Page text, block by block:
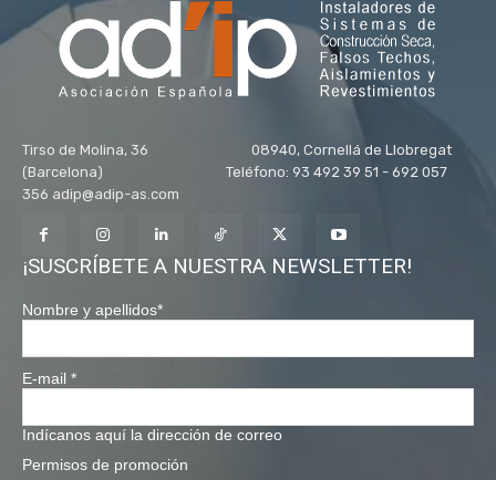
Tirso de Molina, 36 08940, Cornellá de Llobregat
(Barcelona) Teléfono: 93 492 39 51 - 692 057
356 adip@adip-as.com
¡SUSCRÍBETE A NUESTRA NEWSLETTER!
Nombre y apellidos*
E-mail *
Indícanos aquí la dirección de correo
Permisos de promoción